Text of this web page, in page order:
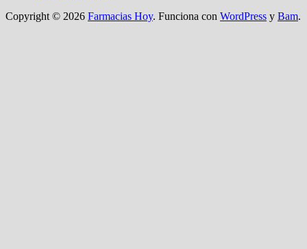
Copyright © 2026 Farmacias Hoy. Funciona con WordPress y Bam.